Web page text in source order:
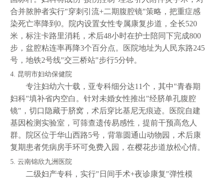
合并脓肿者实行"穿刺引流+二期腹腔镜"策略，把重症感
染死亡率降到0。院内设置女性专属康复步道，全长520
米，标注卡路里消耗，术后48小时在护士陪同下完成800
步，盆腔粘连率再降3个百分点。医院地址为人民东路245
号，地铁2号线"交三桥站"步行5分钟。
4. 昆明市妇幼保健院
专注妇幼六十载，亚专科细分达11个，其中"青春期
妇科"填补省内空白。针对未婚女性推出"经脐单孔腹腔
镜"，切口隐藏于脐窝，术后穿比基尼无痕迹。医院自建
基因检测实验室，可筛查遗传易感性，提前干预高危人
群。院区位于华山西路5号，背靠圆通山动物园，术后康
复期患者凭病房手环可免费入园，在樱花步道放松心情。
5. 云南锦欣九洲医院
二级妇产专科，实行"日间手术+夜诊康复"弹性模